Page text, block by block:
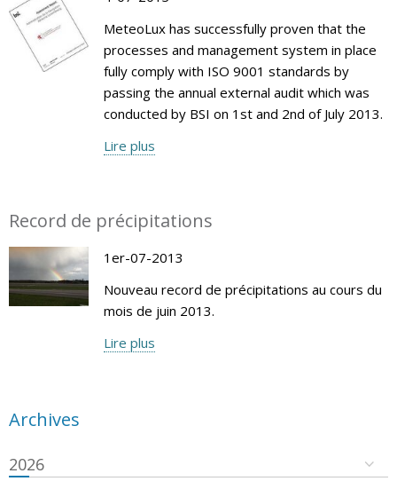
MeteoLux has successfully proven that the
processes and management system in place
fully comply with ISO 9001 standards by
passing the annual external audit which was
conducted by BSI on 1st and 2nd of July 2013.
Lire plus
Record de précipitations
1er-07-2013
Nouveau record de précipitations au cours du
mois de juin 2013.
Lire plus
Archives
2026